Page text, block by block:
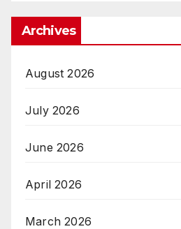
Archives
August 2026
July 2026
June 2026
April 2026
March 2026